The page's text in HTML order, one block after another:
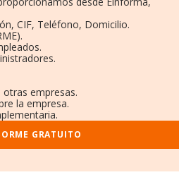
CIF, Teléfono, Domicilio.
otras empresas.
la empresa.
GRATUITO